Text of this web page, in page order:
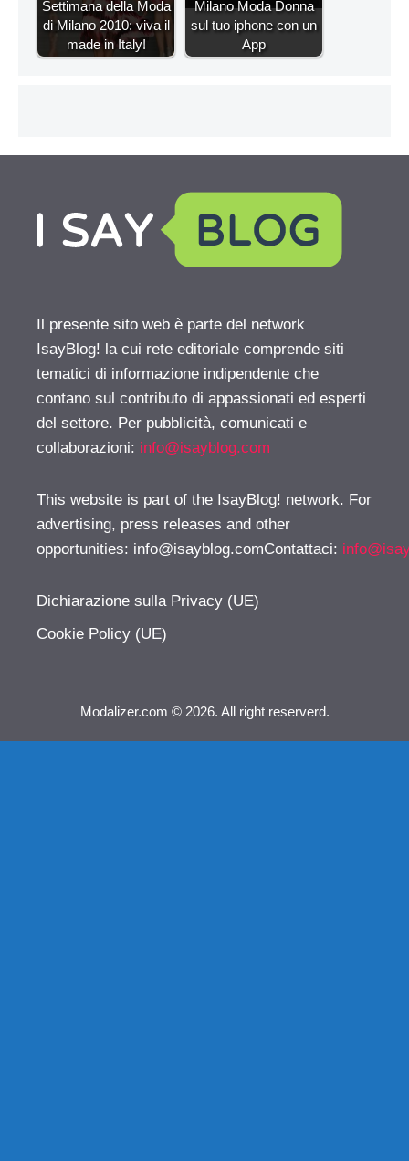
Settimana della Moda
di Milano 2010: viva il
made in Italy!
Milano Moda Donna
sul tuo iphone con un
App
Il presente sito web è parte del network
IsayBlog! la cui rete editoriale comprende siti
tematici di informazione indipendente che
contano sul contributo di appassionati ed esperti
del settore. Per pubblicità, comunicati e
collaborazioni: info@isayblog.com
This website is part of the IsayBlog! network. For
advertising, press releases and other
opportunities: info@isayblog.comContattaci:
Dichiarazione sulla Privacy (UE)
Cookie Policy (UE)
Modalizer.com © 2026. All right reserverd.